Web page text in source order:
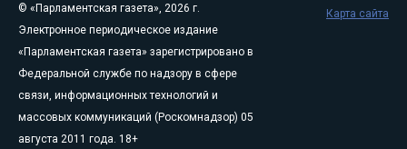
© «Парламентская газета», 2026 г.
Электронное периодическое издание
«Парламентская газета» зарегистрировано в
Федеральной службе по надзору в сфере
связи, информационных технологий и
массовых коммуникаций (Роскомнадзор) 05
августа 2011 года. 18+
Карта сайта